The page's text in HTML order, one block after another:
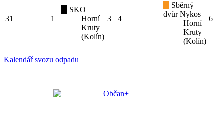
31 1
SKO
Horní
Kruty
(Kolín)
3 4
Sběrný
dvůr Nykos
Horní
Kruty
(Kolín)
6
Kalendář svozu odpadu